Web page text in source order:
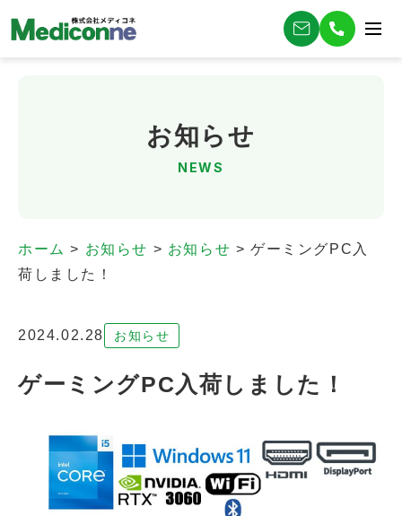
お知らせ
NEWS
ホーム > お知らせ > お知らせ >ゲーミングPC入
荷しました！
2024.02.28 お知らせ
ゲーミングPC入荷しました！